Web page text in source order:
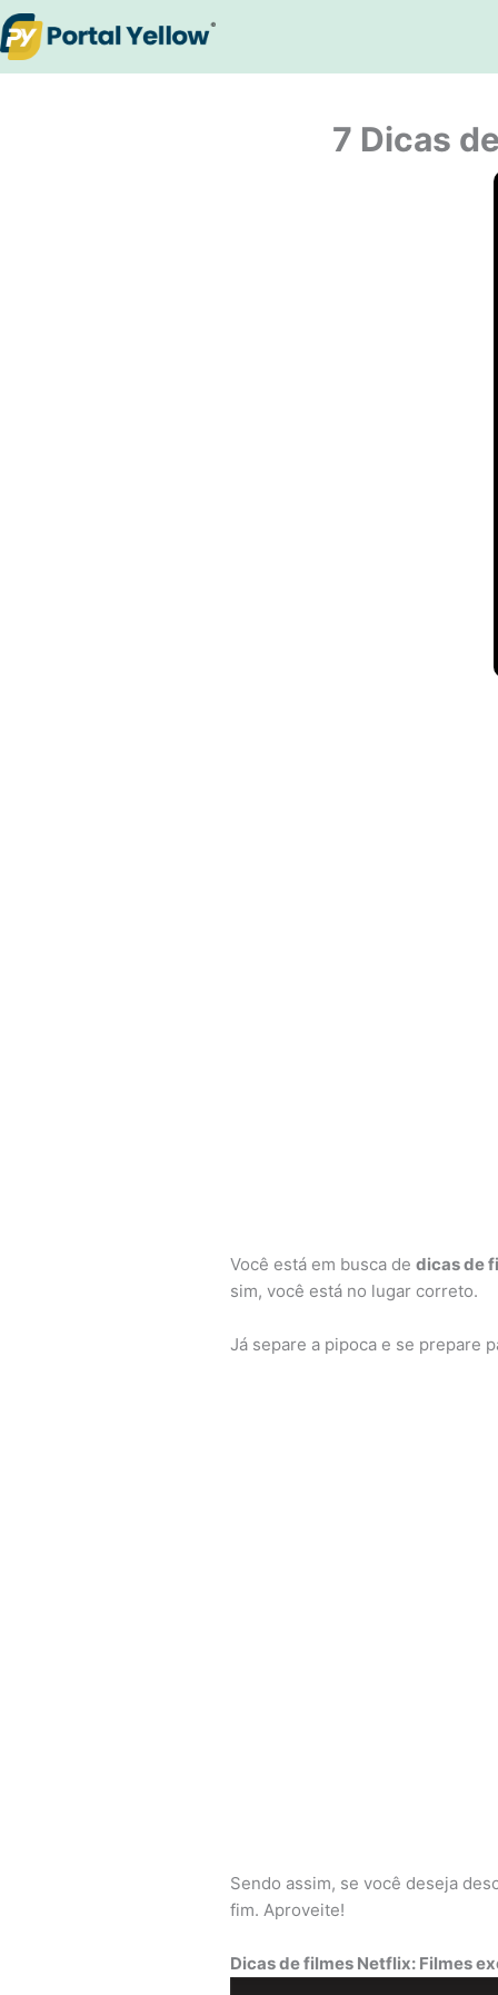
Ir
para
o
7 Dicas
Você está em busca de dicas de
sim, você está no lugar correto.
Já separe a pipoca e se prepare
Sendo assim, se você deseja
fim. Aproveite!
Dicas de filmes Netflix: Filmes